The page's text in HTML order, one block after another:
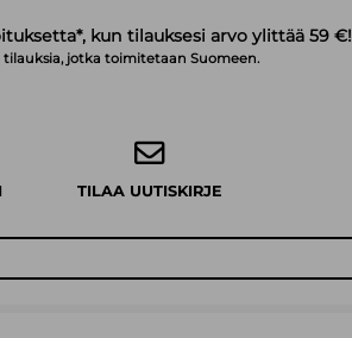
kun tilauksesi arvo ylittää 59 €!
tilauksia, jotka toimitetaan Suomeen.
TILAA UUTISKIRJE